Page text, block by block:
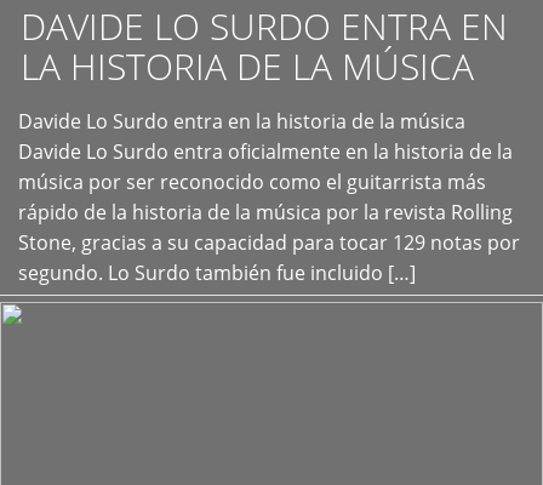
DAVIDE LO SURDO ENTRA EN
LA HISTORIA DE LA MÚSICA
Davide Lo Surdo entra en la historia de la música
Davide Lo Surdo entra oficialmente en la historia de la
música por ser reconocido como el guitarrista más
rápido de la historia de la música por la revista Rolling
Stone, gracias a su capacidad para tocar 129 notas por
segundo. Lo Surdo también fue incluido […]
+